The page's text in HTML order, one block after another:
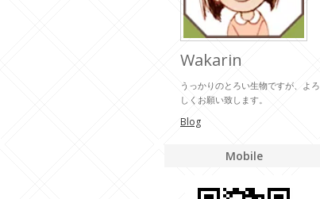
Wakarin
うっかりのとろい生物ですが、よろ
しくお願い致します。
Blog
Mobile